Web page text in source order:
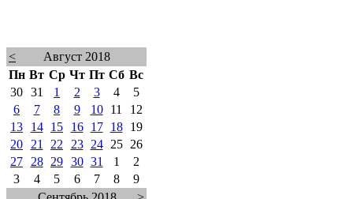
<
Август 2018
Пн Вт Ср Чт Пт Сб Вс
30 31 1 2 3 4
5
6
7 8 9 10 11
12
13
14 15 16 17 18
19
20
21 22 23 24 25
26
27
28 29 30 31 1
2
3
4 5 6 7 8
9